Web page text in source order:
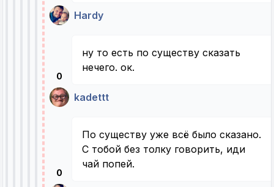
Hardy
0
ну то есть по существу сказать
нечего. ок.
kadettt
0
По существу уже всё было сказано.
С тобой без толку говорить, иди
чай попей.